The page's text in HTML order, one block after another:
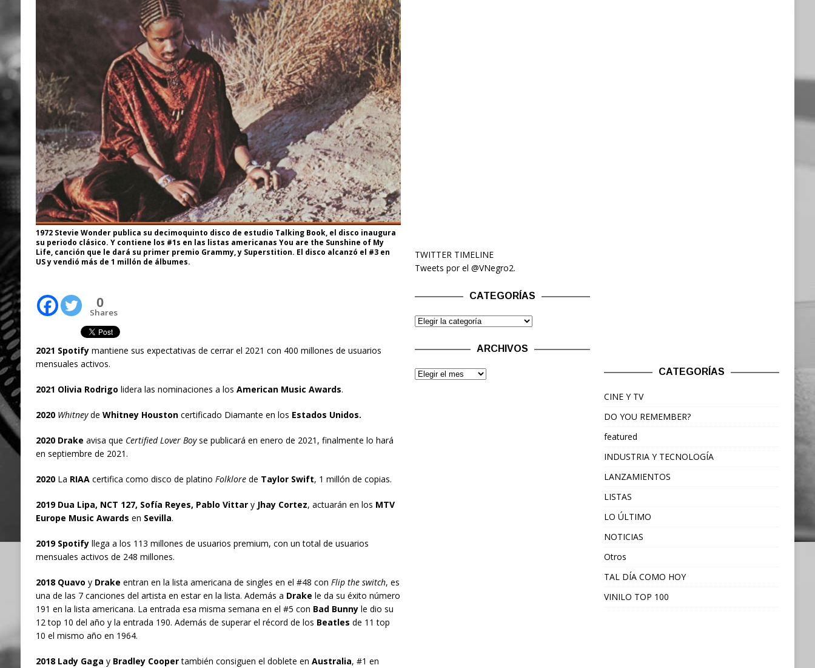
1972 Stevie Wonder publica su decimoquinto disco de estudio Talking Book, el disco inaugura
su periodo clásico. Y contiene los #1s en las listas americanas You are the Sunshine of My
Life, canción que le dará su primer premio Grammy, y Superstition. El disco alcanzó el #3 en
US y vendió más de 1 millón de álbumes.
0
Shares
2021 Spotifymantiene sus expectativas de cerrar el 2021 con 400 millones de usuarios
mensuales activos.
2021 Olivia Rodrigo lidera las nominaciones a los American Music Awards.
2020 Whitneyde Whitney Houstoncertificado Diamante en los Estados Unidos.
2020 Drake avisa que Certified Lover Boyse publicará en enero de 2021, finalmente lo hará
en septiembre de 2021.
2020La RIAA certifica como disco de platino Folklorede Taylor Swift, 1 millón de copias.
2019 Dua Lipa, NCT 127, Sofía Reyes, Pablo VittaryJhay Cortez, actuarán en los MTV
Europe Music Awards en Sevilla.
2019 Spotifyllega a los 113 millones de usuarios premium, con un total de usuarios
mensuales activos de 248 millones.
2018 Quavo yDrake entran en la lista americana de singles en el #48 con Flip the switch, es
una de las 7 canciones del artista en estar en la lista. Además a Drake le da su éxito número
191 en la lista americana. La entrada esa misma semana en el #5 con Bad Bunnyle dio su
12 top 10 del año y la entrada 190. Además de superar el récord de los Beatles de 11 top
10 el mismo año en 1964.
2018 Lady Gaga y Bradley Coopertambién consiguen el doblete en Australia, #1 en
TWITTER TIMELINE
Tweets por el @VNegro2.
CATEGORÍAS
ARCHIVOS
CATEGORÍAS
CINE Y TV
DO YOU REMEMBER?
featured
INDUSTRIA Y TECNOLOGÍA
LANZAMIENTOS
LISTAS
LO ÚLTIMO
NOTICIAS
Otros
TAL DÍA COMO HOY
VINILO TOP 100